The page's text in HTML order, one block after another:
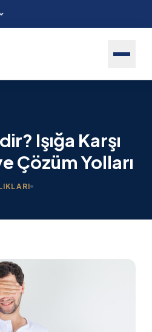
Işığa Karşı
Çözüm Yolları